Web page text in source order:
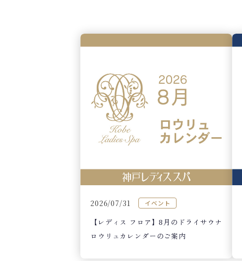
2026/07/31 イベント
【レディス フロア】8月のドライサウナ
ロウリュカレンダーのご案内